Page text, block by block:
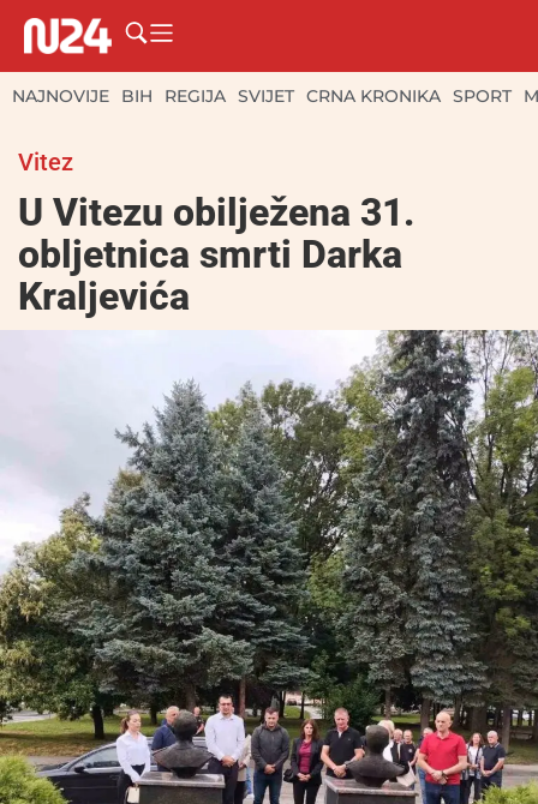
NAJNOVIJE BIH REGIJA SVIJET CRNA KRONIKA SPORT
Vitez
U Vitezu obilježena 31.
obljetnica smrti Darka
Kraljevića